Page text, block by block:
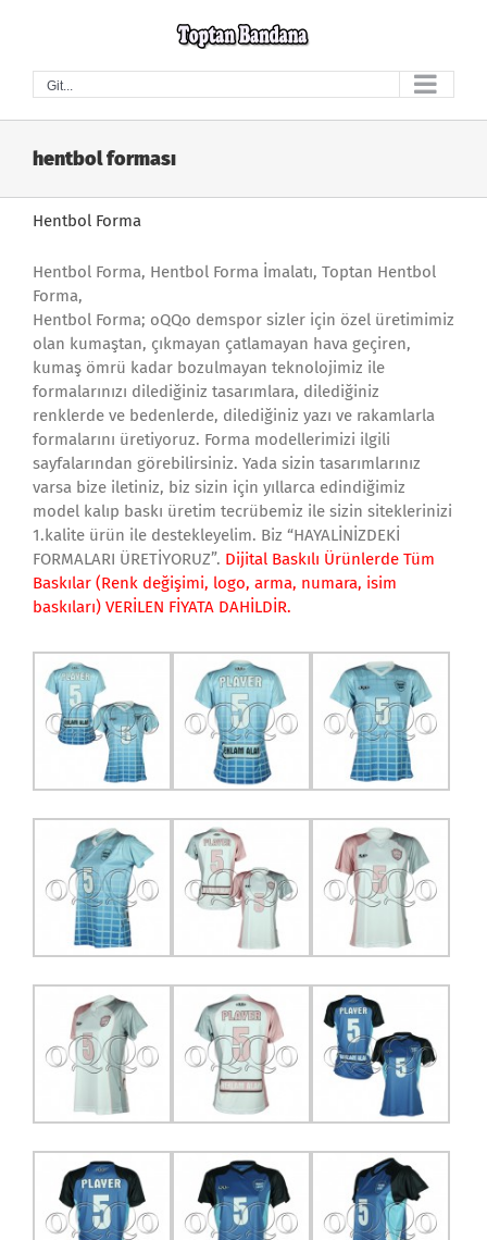
Git...
hentbol forması
Hentbol Forma
Hentbol Forma, Hentbol Forma İmalatı, Toptan Hentbol
Forma,
Hentbol Forma; oQQo demspor sizler için özel üretimimiz
olan kumaştan, çıkmayan çatlamayan hava geçiren,
kumaş ömrü kadar bozulmayan teknolojimiz ile
formalarınızı dilediğiniz tasarımlara, dilediğiniz
renklerde ve bedenlerde, dilediğiniz yazı ve rakamlarla
formalarını üretiyoruz. Forma modellerimizi ilgili
sayfalarından görebilirsiniz. Yada sizin tasarımlarınız
varsa bize iletiniz, biz sizin için yıllarca edindiğimiz
model kalıp baskı üretim tecrübemiz ile sizin siteklerinizi
1.kalite ürün ile destekleyelim. Biz “HAYALİNİZDEKİ
FORMALARI ÜRETİYORUZ”. Dijital Baskılı Ürünlerde Tüm
Baskılar (Renk değişimi, logo, arma, numara, isim
baskıları) VERİLEN FİYATA DAHİLDİR.